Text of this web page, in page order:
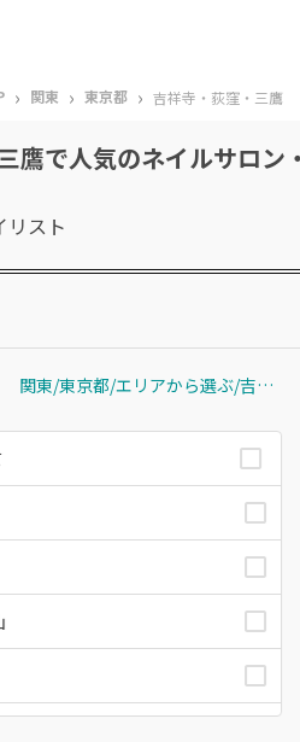
› 関東 › 東京都 › 吉祥寺・荻窪・三鷹
鷹で人気のネイルサロン
リスト
関東/東京都/エリアから選ぶ/吉祥寺・荻窪・三鷹